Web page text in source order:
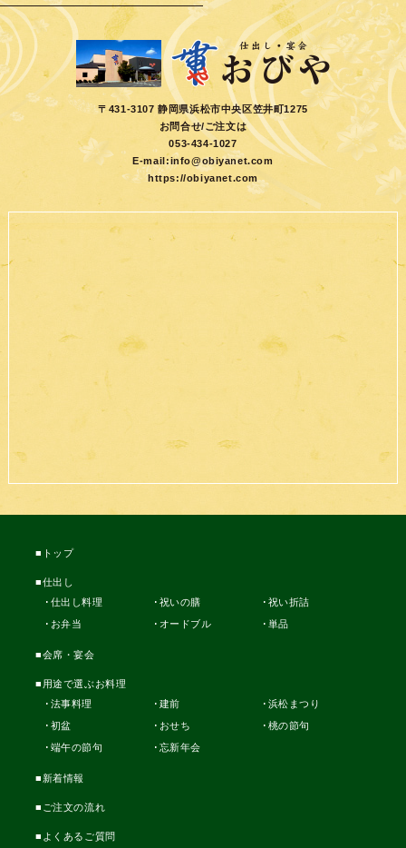
〒431-3107 静岡県浜松市中央区笠井町1275
お問合せ/ご注文は
053-434-1027
E-mail:info@obiyanet.com
https://obiyanet.com
トップ
仕出し
仕出し料理
祝いの膳
祝い折詰
お弁当
オードブル 単品
会席・宴会
用途で選ぶお料理
法事料理
建前
浜松まつり
初盆
おせち
桃の節句
端午の節句
忘新年会
新着情報
ご注文の流れ
よくあるご質問